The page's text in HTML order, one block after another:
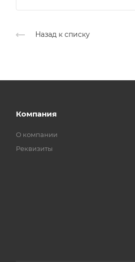
Назад к списку
Компания
О компании
Реквизиты